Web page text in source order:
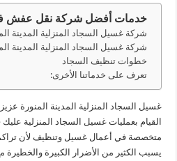
خدمات أفضل شركة نقل عفش في
شركة غسيل السجاد المنزلية المدينة
شركة غسيل السجاد المنزلية المدينة
خطوات تنظيف السجاد
تعرف على خدماتنا الأخرى:
غسيل السجاد المنزلية المدينة المنورة
القيام بعمليات غسيل السجاد المنزلية
متخصصة في أعمال غسيل وتنظيف لأن تراكم
يسبب الكثير من الأضرار الكبيرة